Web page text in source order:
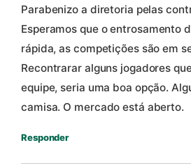
Parabenizo a diretoria pelas
Esperamos que o entrosamento
rápida, as competições são em
Recontrarar alguns jogadores
equipe, seria uma boa opção.
camisa. O mercado está aberto.
Responder